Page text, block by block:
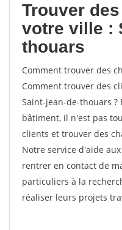
Trouver
votre ville :
thouars
Comment trouver des
Comment trouver des
Saint-jean-de-thouars
bâtiment, il n'est pas
clients et trouver des
Notre service d'aide
rentrer en contact de
particuliers à la
réaliser leurs projets